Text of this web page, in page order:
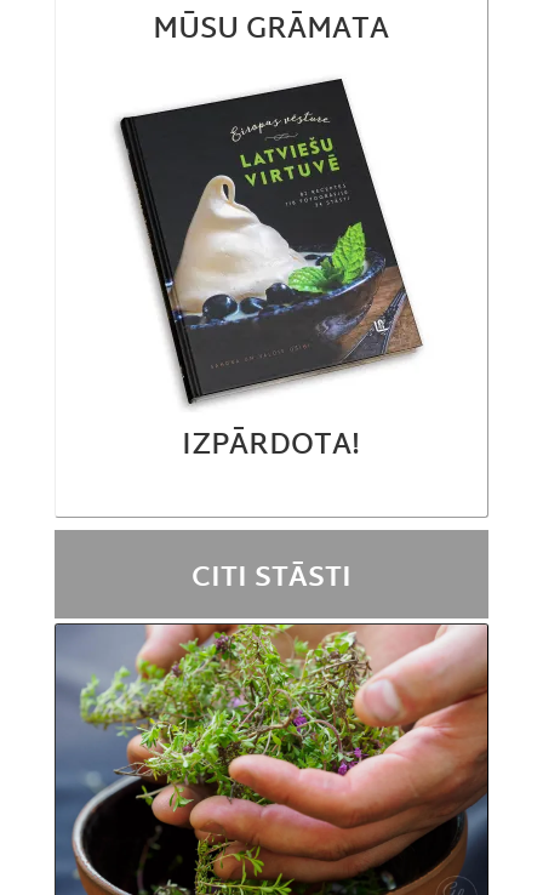
MŪSU GRĀMATA
IZPĀRDOTA!
CITI STĀSTI